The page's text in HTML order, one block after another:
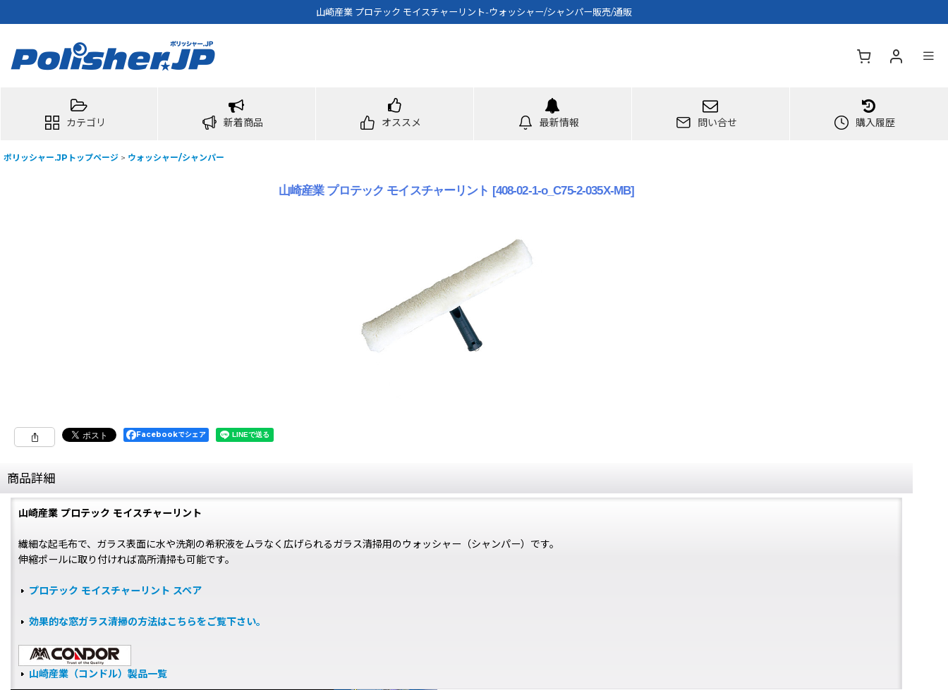
山崎産業 プロテック モイスチャーリント-ウォッシャー/シャンパー販売/通販
カテゴリ 新着商品 オススメ 最新情報 問い合せ 購入履歴
ポリッシャー.JPトップページ > ウォッシャー/シャンパー
山崎産業 プロテック モイスチャーリント [408-02-1-o_C75-2-035X-MB]
Facebookでシェア
商品詳細
山崎産業 プロテック モイスチャーリント
繊細な起毛布で、ガラス表面に水や洗剤の希釈液をムラなく広げられるガラス清掃用のウォッシャー（シャンパー）です。
伸縮ポールに取り付ければ高所清掃も可能です。
プロテック モイスチャーリント スペア
効果的な窓ガラス清掃の方法はこちらをご覧下さい。
山崎産業（コンドル）製品一覧